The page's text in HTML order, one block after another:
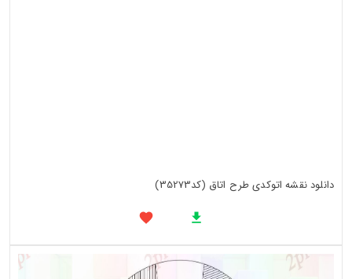
دانلود نقشه اتوکدی طرح اتاق (کد35273)